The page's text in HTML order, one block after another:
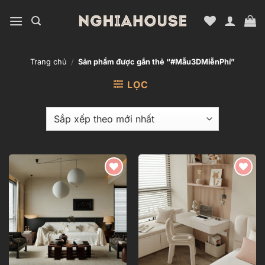
qua
Trang chủ / Sản phẩm được gắn thẻ “#Mẫu3DMiễnPhí”
LỌC
Add to
wishlist
Add to
wishlist